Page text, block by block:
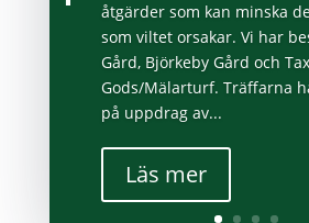
åtgärder som kan minska
som viltet orsakar. Vi har
Gård, Björkeby Gård och
Gods/Mälarturf. Träffarna
på uppdrag av...
Läs mer